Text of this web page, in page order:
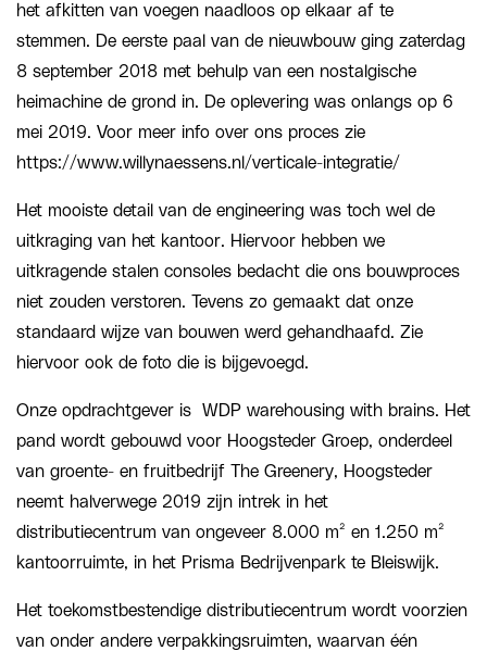
het afkitten van voegen naadloos op elkaar af te
stemmen. De eerste paal van de nieuwbouw ging zaterdag
8 september 2018 met behulp van een nostalgische
heimachine de grond in. De oplevering was onlangs op 6
mei 2019. Voor meer info over ons proces zie
https://www.willynaessens.nl/verticale-integratie/
Het mooiste detail van de engineering was toch wel de
uitkraging van het kantoor. Hiervoor hebben we
uitkragende stalen consoles bedacht die ons bouwproces
niet zouden verstoren. Tevens zo gemaakt dat onze
standaard wijze van bouwen werd gehandhaafd. Zie
hiervoor ook de foto die is bijgevoegd.
Onze opdrachtgever is WDP warehousing with brains. Het
pand wordt gebouwd voor Hoogsteder Groep, onderdeel
van groente- en fruitbedrijf The Greenery, Hoogsteder
neemt halverwege 2019 zijn intrek in het
distributiecentrum van ongeveer 8.000 m² en 1.250 m²
kantoorruimte, in het Prisma Bedrijvenpark te Bleiswijk.
Het toekomstbestendige distributiecentrum wordt voorzien
van onder andere verpakkingsruimten, waarvan één